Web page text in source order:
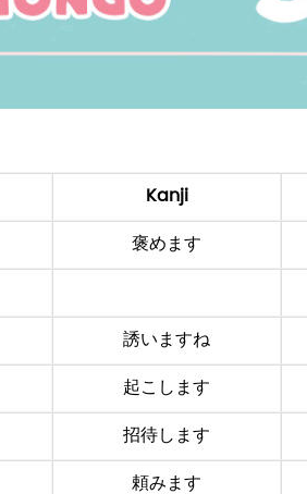
Kanji
褒めます
誘いますね
起こします
招待します
頼みます